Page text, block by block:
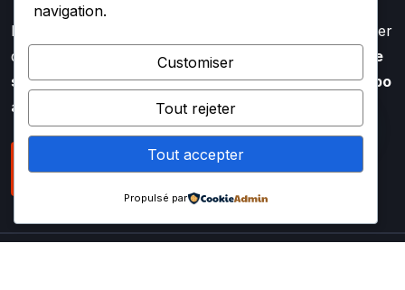
Faire appel à l’expertise de TURBO SOUF, c’est profiter
d’un savoir faire aiguisé depuis plus de
20 ans dans le
secteur de la rénovation et de la réparation de turbo
auto
NOUS CONTACTER
navigation.
Customiser
Tout rejeter
Tout accepter
Propulsé par